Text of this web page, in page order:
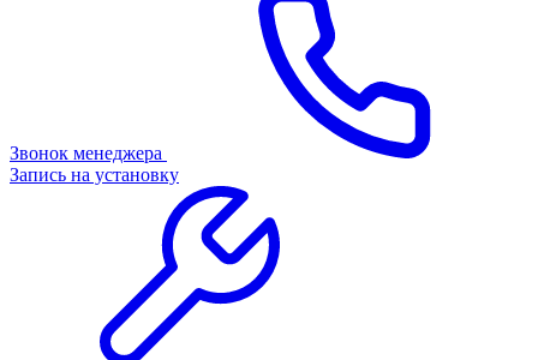
Звонок менеджера
Запись на установку